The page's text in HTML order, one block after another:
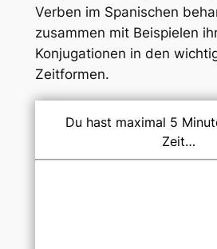
Verben im Spanischen
zusammen mit Beispielen
Konjugationen in den
Zeitformen.
Du hast maximal 5
Zeit…